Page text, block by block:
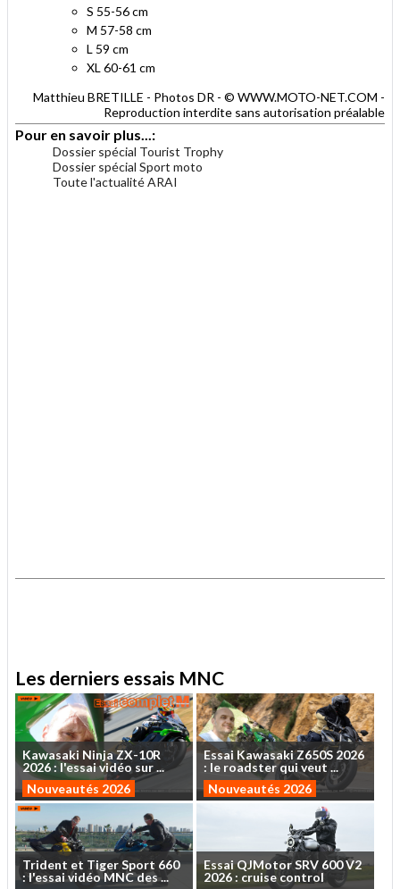
S 55-56 cm
M 57-58 cm
L 59 cm
XL 60-61 cm
Matthieu BRETILLE - Photos DR - © WWW.MOTO-NET.COM -
Reproduction interdite sans autorisation préalable
Pour en savoir plus...:
Dossier spécial Tourist Trophy
Dossier spécial Sport moto
Toute l'actualité ARAI
Les derniers essais MNC
Kawasaki NinjaZX-10R
2026: l'essaividéo sur...
Nouveautés 2026
Essai KawasakiZ650S 2026
: le roadsterquiveut ...
Nouveautés 2026
Trident et TigerSport 660
: l'essaividéoMNCdes...
EssaiQJMotorSRV 600V2
2026 : cruise control